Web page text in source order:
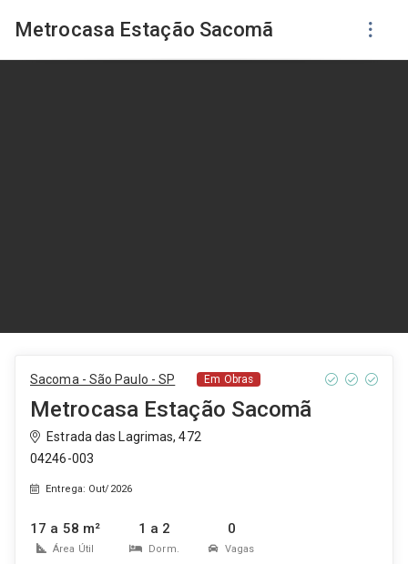
Metrocasa Estação Sacomã
Sacoma - São Paulo - SP Em Obras
Metrocasa Estação Sacomã
Estrada das Lagrimas, 472
04246-003
Entrega: Out/2026
17 a 58 m²
Área Útil
1 a 2
Dorm.
0
Vagas